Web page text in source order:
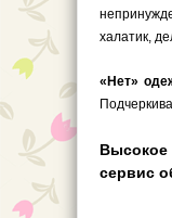
халатик,
«Нет»
Высокое
сервис